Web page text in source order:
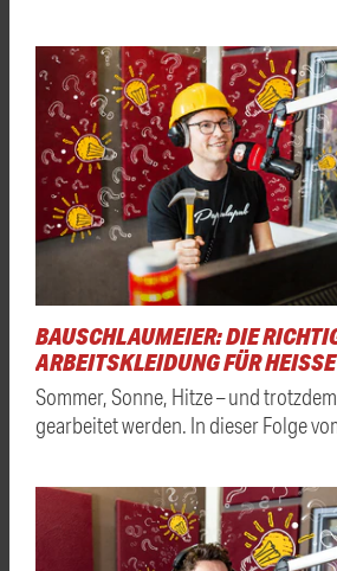
BAUSCHLAUMEIER: DIE
ARBEITSKLEIDUNG FÜR HEISSE
Sommer, Sonne, Hitze – und
gearbeitet werden. In dieser Folge